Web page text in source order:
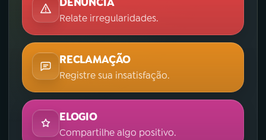
Relate irregularidades.
RECLAMAÇÃO
Registre sua insatisfação.
ELOGIO
Compartilhe algo positivo.